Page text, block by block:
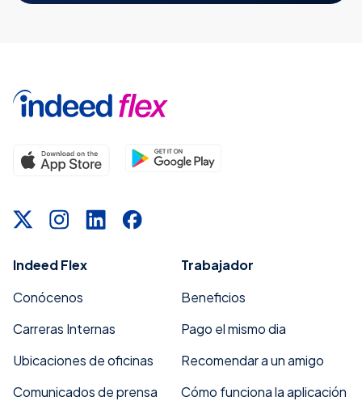
Indeed Flex
Conócenos
Carreras Internas
Ubicaciones de oficinas
Comunicados de prensa
Trabajador
Beneficios
Pago el mismo dia
Recomendar a un amigo
Cómo funciona la aplicación